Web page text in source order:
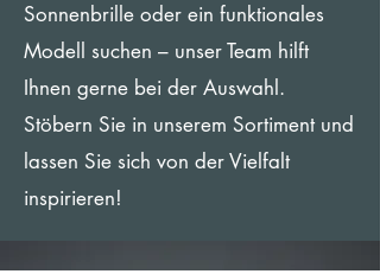
Sonnenbrille oder ein funktionales
Modell suchen – unser Team hilft
Ihnen gerne bei der Auswahl.
Stöbern Sie in unserem Sortiment und
lassen Sie sich von der Vielfalt
inspirieren!